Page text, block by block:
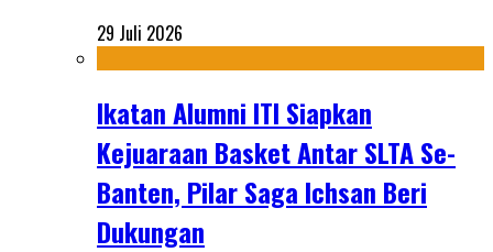
29 Juli 2026
Ikatan Alumni ITI Siapkan
Kejuaraan Basket Antar SLTA Se-
Banten, Pilar Saga Ichsan Beri
Dukungan